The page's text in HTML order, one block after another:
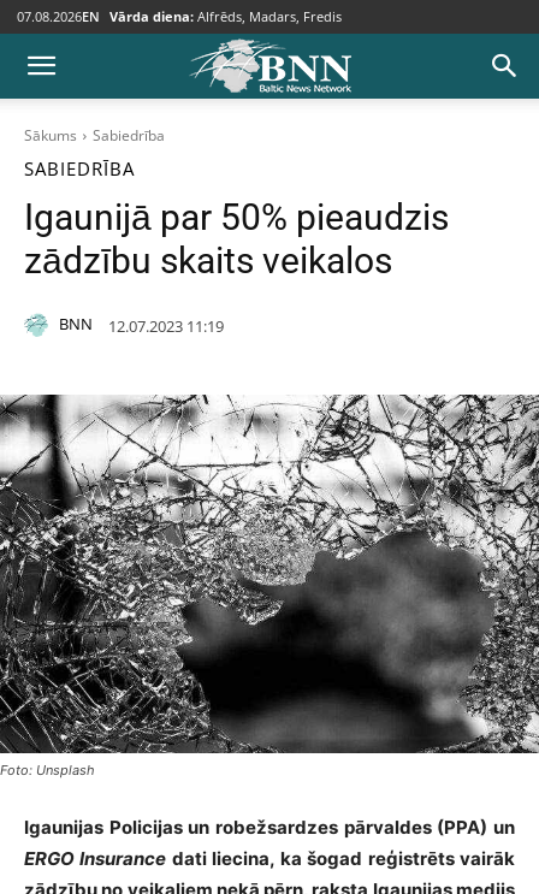
07.08.2026EN Vārda diena: Alfrēds, Madars, Fredis
Sākums Sabiedrība
SABIEDRĪBA
Igaunijā par 50% pieaudzis
zādzību skaits veikalos
BNN 12.07.2023 11:19
Foto: Unsplash
Igaunijas Policijas un robežsardzes pārvaldes (PPA) un
ERGO Insurance dati liecina, ka šogad reģistrēts vairāk